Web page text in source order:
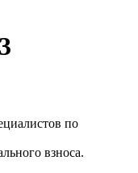
по
взноса.